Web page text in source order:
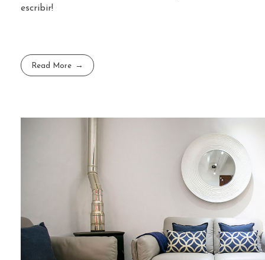
escribir!
Read More